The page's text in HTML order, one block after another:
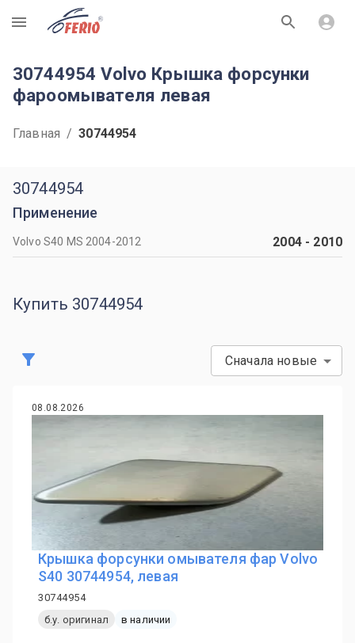
R
30744954 Volvo Крышка форсунки
фароомывателя левая
Главная / 30744954
30744954
Применение
Volvo S40 MS 2004-2012 2004- 2010
Купить 30744954
Сначала новые
08.08.2026
Крышка форсунки омывателя фар Volvo
S40 30744954, левая
30744954
б.у. оригинал
в наличии